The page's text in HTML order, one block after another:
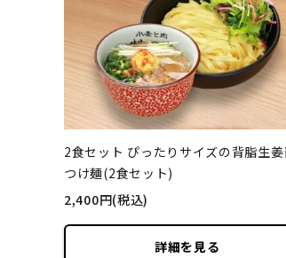
2食セット ぴったりサイズの背脂生姜
つけ麺(2食セット)
2,400円(税込)
詳細を見る